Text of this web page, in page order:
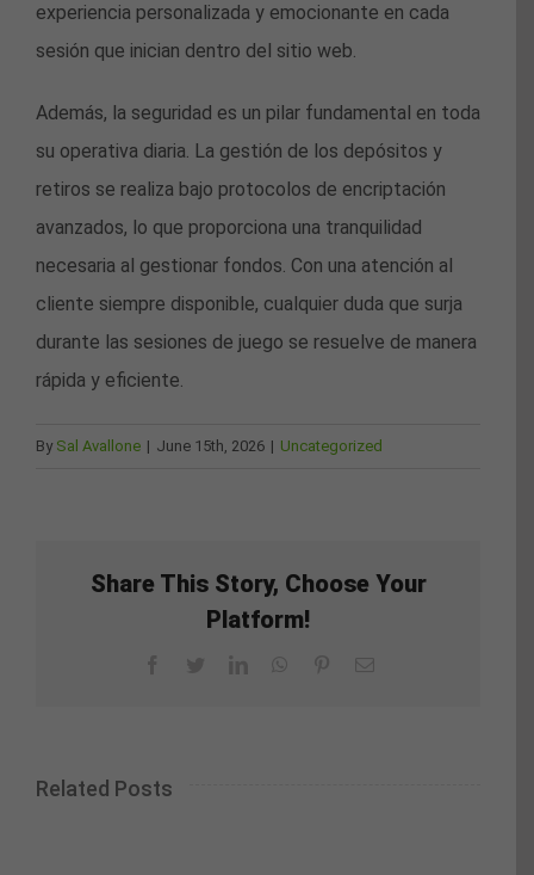
experiencia personalizada y emocionante en cada
sesión que inician dentro del sitio web.
Además, la seguridad es un pilar fundamental en toda
su operativa diaria. La gestión de los depósitos y
retiros se realiza bajo protocolos de encriptación
avanzados, lo que proporciona una tranquilidad
necesaria al gestionar fondos. Con una atención al
cliente siempre disponible, cualquier duda que surja
durante las sesiones de juego se resuelve de manera
rápida y eficiente.
By Sal Avallone | June 15th, 2026 | Uncategorized
Share This Story, Choose Your
Platform!
Related Posts